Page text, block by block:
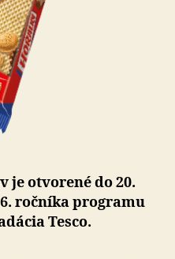
je otvorené do 20.
ročníka programu
Tesco.